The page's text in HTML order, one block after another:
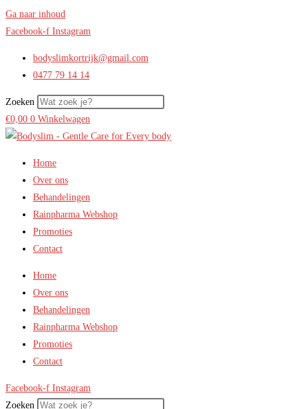
Ga naar inhoud
Facebook-f Instagram
bodyslimkortrijk@gmail.com
0477 79 14 14
Zoeken
€0,00 0 Winkelwagen
Home
Over ons
Behandelingen
Rainpharma Webshop
Promoties
Contact
Home
Over ons
Behandelingen
Rainpharma Webshop
Promoties
Contact
Facebook-f Instagram
Zoeken